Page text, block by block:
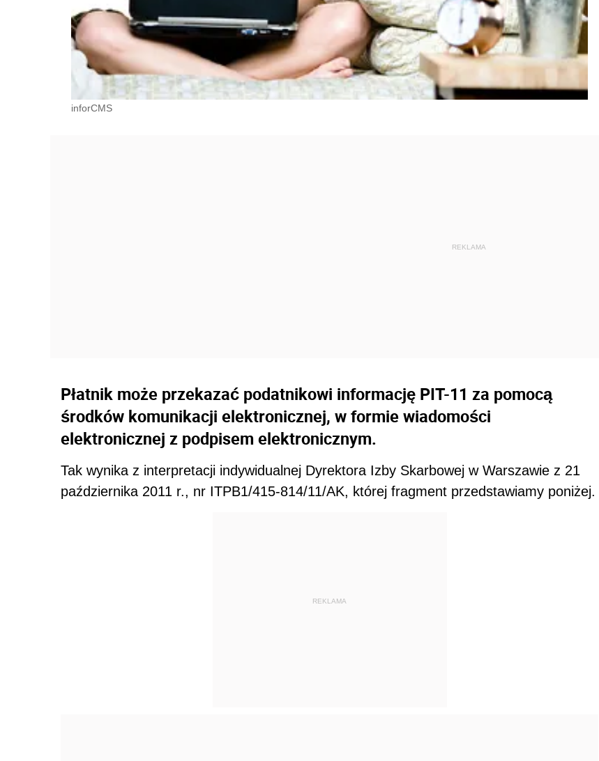
inforCMS
Płatnik może przekazać podatnikowi informację PIT-11 za pomocą
środków komunikacji elektronicznej, w formie wiadomości
elektronicznej z podpisem elektronicznym.
Tak wynika z interpretacji indywidualnej Dyrektora Izby Skarbowej w Warszawie z 21
października 2011 r., nr ITPB1/415-814/11/AK, której fragment przedstawiamy poniżej.
REKLAMA